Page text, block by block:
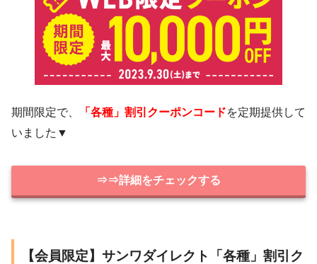
期間限定で、 「各種」割引クーポンコードを定期提供して
いました▼
⇒⇒詳細をチェックする
【会員限定】サンワダイレクト「各種」割引ク